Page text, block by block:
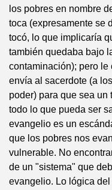
los pobres en nombre
toca (expresamente se
tocó, lo que implicaría
también quedaba bajo
contaminación); pero le
envía al sacerdote (a
poder) para que sea un
todo lo que pueda ser
evangelio es un
que los pobres nos
vulnerable. No
de un "sistema" que
evangelio. Lo lógica